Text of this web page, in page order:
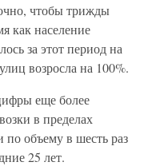
чтобы трижды
как население
за этот период на
возросла на 100%.
еще более
в пределах
объему в шесть раз
25 лет.